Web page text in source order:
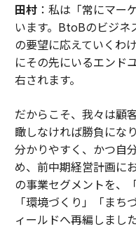
田村：私は「常にマー
います。BtoBのビジネ
の要望に応えていくわ
にその先にいるエンド
右されます。
だからこそ、我々は顧
瞰しなければ勝負にな
分かりやすく、かつ自
め、前中期経営計画に
の事業セグメントを、
「環境づくり」「まち
ィールドへ再編しました